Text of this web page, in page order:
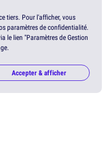
tiers. Pour l'afficher, vous
paramètres de confidentialité.
le lien "Paramètres de Gestion
Accepter & afficher